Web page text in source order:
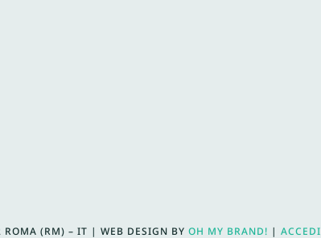
(RM) – IT | WEB DESIGN BYOH MY BRAND! | ACCEDI